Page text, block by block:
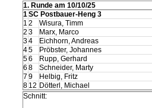
1. Runde am 10/10/25
1 SC Postbauer-Heng 3
1 2
Wisura, Timm
2 3
Marx, Marco
34
Eichhorn, Andreas
45
Pröbster, Johannes
56
Rupp, Gerhard
6 8
Schneider, Marty
7 9
Helbig, Fritz
8 12 Dötterl, Michael
Schnitt: